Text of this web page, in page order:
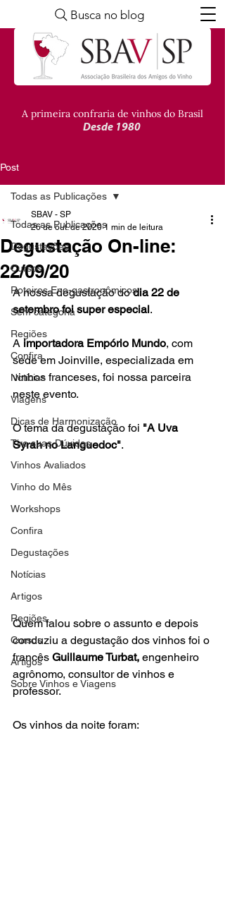
A primeira confraria de vinhos do Brasil
Desde 1980
Busca no blog
Post
Todas as Publicações
Degustações
Cursos
Roteiros Eno-gastronômicos
Sem categoria
Regiões
Confira
Notícias
Viagens
Dicas de Harmonização
Tire suas Dúvidas
Vinhos Avaliados
Vinho do Mês
Workshops
Confira
Degustações
Notícias
Artigos
Regiões
Cursos
Artigos
Sobre Vinhos e Viagens
Todas as Publicações
Degustação On-line:
22/09/20
SBAV - SP
26 de out. de 2020 1 min de leitura
A nossa degustação do dia 22 de
setembro foi super especial.
A importadora Empório Mundo, com
sede em Joinville, especializada em
vinhos franceses, foi nossa parceira
neste evento.
O tema da degustação foi "A Uva
Syrah no Languedoc".
Quem falou sobre o assunto e depois
conduziu a degustação dos vinhos foi o
francês Guillaume Turbat, engenheiro
agrônomo, consultor de vinhos e
professor.
Os vinhos da noite foram: